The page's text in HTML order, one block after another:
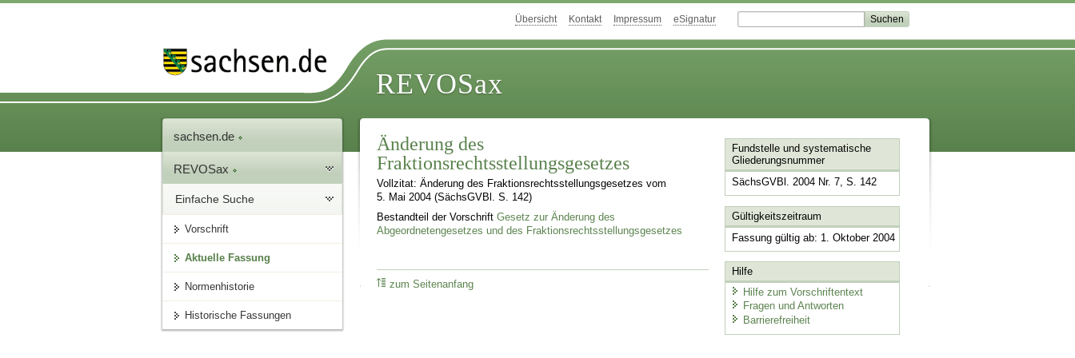
Übersicht Kontakt Impressum eSignatur
REVOSax
sachsen.de
REVOSax
Einfache Suche
Vorschrift
Aktuelle Fassung
Normenhistorie
Historische Fassungen
Änderung des
Fraktionsrechtsstellungsgesetzes
Vollzitat: Änderung des Fraktionsrechtsstellungsgesetzes vom
5. Mai 2004 (SächsGVBl. S. 142)
Bestandteil der VorschriftGesetz zur Änderung des
Abgeordnetengesetzes und des Fraktionsrechtsstellungsgesetzes
zum Seitenanfang
Fundstelle und systematische
Gliederungsnummer
SächsGVBl. 2004 Nr. 7, S. 142
Gültigkeitszeitraum
Fassung gültig ab: 1. Oktober 2004
Hilfe
Hilfe zum Vorschriftentext
Fragen und Antworten
Barrierefreiheit